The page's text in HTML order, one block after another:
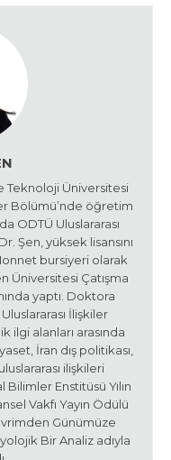
Teknoloji Üniversitesi
Bölümü’nde öğretim
ODTÜ Uluslararası
Şen, yüksek lisansını
bursiyeri olarak
Üniversitesi Çatışma
yaptı. Doktora
İlişkiler
ilgi alanları arasında
İran dış politikası,
ilişkileri
Enstitüsü Yılın
Vakfı Yayın Ödülü
Günümüze
Bir Analiz adıyla